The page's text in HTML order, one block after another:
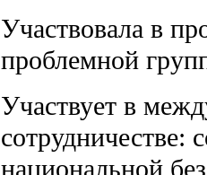
Участвовала в
проблемной
Участвует в
сотрудничестве:
национальной